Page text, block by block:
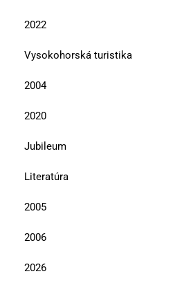
2022
Vysokohorská turistika
2004
2020
Jubileum
Literatúra
2005
2006
2026